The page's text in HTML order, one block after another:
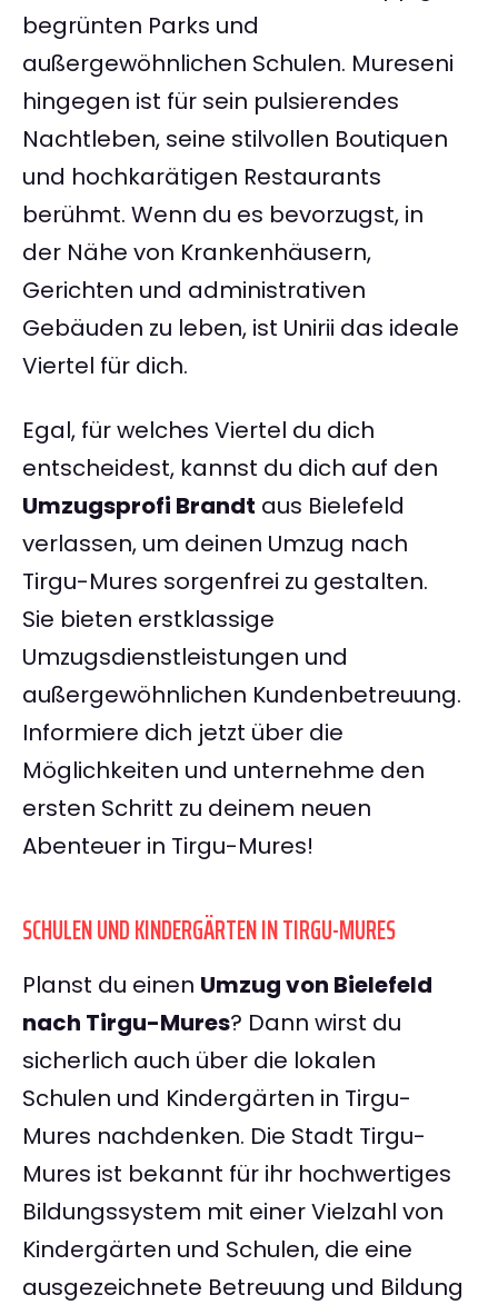
begrünten Parks und
außergewöhnlichen Schulen. Mureseni
hingegen ist für sein pulsierendes
Nachtleben, seine stilvollen Boutiquen
und hochkarätigen Restaurants
berühmt. Wenn du es bevorzugst, in
der Nähe von Krankenhäusern,
Gerichten und administrativen
Gebäuden zu leben, ist Unirii das ideale
Viertel für dich.
Egal, für welches Viertel du dich
entscheidest, kannst du dich auf den
Umzugsprofi Brandt aus Bielefeld
verlassen, um deinen Umzug nach
Tirgu-Mures sorgenfrei zu gestalten.
Sie bieten erstklassige
Umzugsdienstleistungen und
außergewöhnlichen Kundenbetreuung.
Informiere dich jetzt über die
Möglichkeiten und unternehme den
ersten Schritt zu deinem neuen
Abenteuer in Tirgu-Mures!
SCHULEN UND KINDERGÄRTEN IN TIRGU-MURES
Planst du einen Umzug von Bielefeld
nach Tirgu-Mures? Dann wirst du
sicherlich auch über die lokalen
Schulen und Kindergärten in Tirgu-
Mures nachdenken. Die Stadt Tirgu-
Mures ist bekannt für ihr hochwertiges
Bildungssystem mit einer Vielzahl von
Kindergärten und Schulen, die eine
ausgezeichnete Betreuung und Bildung